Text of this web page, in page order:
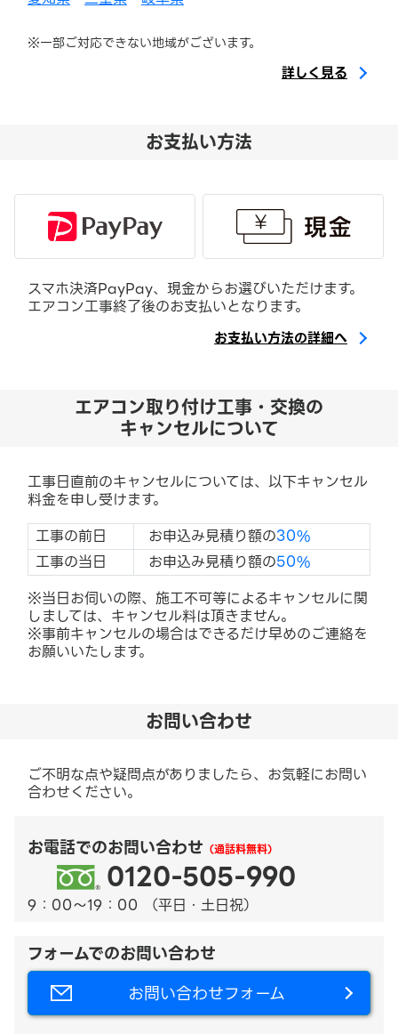
※一部ご対応できない地域がございます。
詳しく見る
お支払い方法
スマホ決済PayPay、現金からお選びいただけます。
エアコン工事終了後のお支払いとなります。
お支払い方法の詳細へ
エアコン取り付け工事・交換の
キャンセルについて
工事日直前のキャンセルについては、以下キャンセル
料金を申し受けます。
工事の前日
お申込み見積り額の30%
工事の当日
お申込み見積り額の50%
※当日お伺いの際、施工不可等によるキャンセルに関
しましては、キャンセル料は頂きません。
※事前キャンセルの場合はできるだけ早めのご連絡を
お願いいたします。
お問い合わせ
ご不明な点や疑問点がありましたら、お気軽にお問い
合わせください。
お電話でのお問い合わせ （通話料無料）
0120-505-990
9：00～19：00 （平日・土日祝）
フォームでのお問い合わせ
お問い合わせフォーム